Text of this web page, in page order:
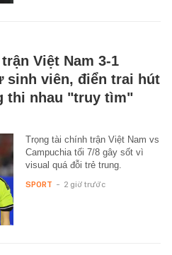
Việt Nam 3-1
sinh viên, điển trai hút
thi nhau "truy tìm"
Trọng tài chính trận Việt Nam vs
Campuchia tối 7/8 gây sốt vì
visual quá đỗi trẻ trung.
SPORT - 2 giờ trước